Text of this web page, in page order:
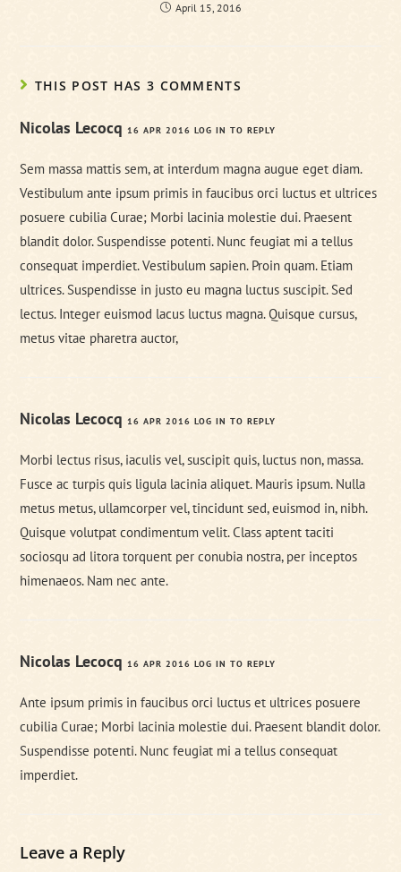
April 15, 2016
THIS POST HAS 3 COMMENTS
Nicolas Lecocq 16 APR 2016 LOG IN TO REPLY
Sem massa mattis sem, at interdum magna augue eget diam.
Vestibulum ante ipsum primis in faucibus orci luctus et ultrices
posuere cubilia Curae; Morbi lacinia molestie dui. Praesent
blandit dolor. Suspendisse potenti. Nunc feugiat mi a tellus
consequat imperdiet. Vestibulum sapien. Proin quam. Etiam
ultrices. Suspendisse in justo eu magna luctus suscipit. Sed
lectus. Integer euismod lacus luctus magna. Quisque cursus,
metus vitae pharetra auctor,
Nicolas Lecocq 16 APR 2016 LOG IN TO REPLY
Morbi lectus risus, iaculis vel, suscipit quis, luctus non, massa.
Fusce ac turpis quis ligula lacinia aliquet. Mauris ipsum. Nulla
metus metus, ullamcorper vel, tincidunt sed, euismod in, nibh.
Quisque volutpat condimentum velit. Class aptent taciti
sociosqu ad litora torquent per conubia nostra, per inceptos
himenaeos. Nam nec ante.
Nicolas Lecocq 16 APR 2016 LOG IN TO REPLY
Ante ipsum primis in faucibus orci luctus et ultrices posuere
cubilia Curae; Morbi lacinia molestie dui. Praesent blandit dolor.
Suspendisse potenti. Nunc feugiat mi a tellus consequat
imperdiet.
Leave a Reply